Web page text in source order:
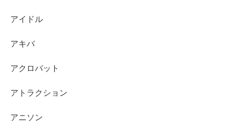
アイドル
アキバ
アクロバット
アトラクション
アニソン